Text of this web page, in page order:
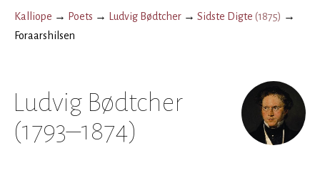
Kalliope → Poets → Ludvig Bødtcher → Sidste Digte (1875) →
Foraarshilsen
Ludvig Bødtcher
(1793–1874)